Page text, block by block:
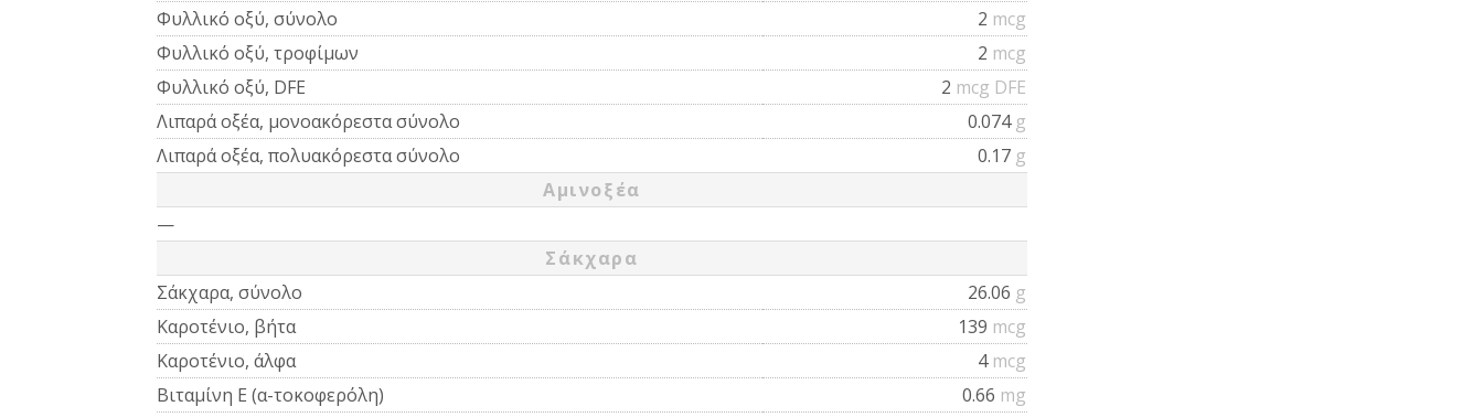
Φυλλικό οξύ, σύνολο
2 mcg
Φυλλικό οξύ, τροφίμων
2 mcg
Φυλλικό οξύ, DFE
2 mcg DFE
Λιπαρά οξέα, μονοακόρεστα σύνολο
0.074 g
Λιπαρά οξέα, πολυακόρεστα σύνολο
0.17 g
Αμινοξέα
—
Σάκχαρα
Σάκχαρα, σύνολο
26.06 g
Καροτένιο, βήτα
139 mcg
Καροτένιο, άλφα
4 mcg
Βιταμίνη Ε (α-τοκοφερόλη)
0.66 mg